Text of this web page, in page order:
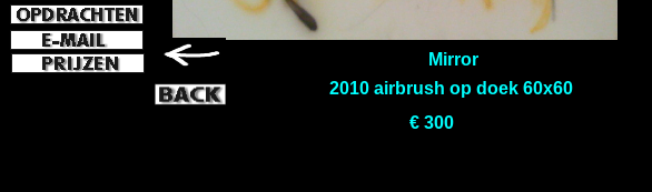
Mirror
€ 300
2010 airbrush op doek 60x60